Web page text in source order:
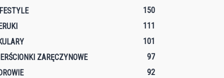
150
111
101
ZARĘCZYNOWE
97
92